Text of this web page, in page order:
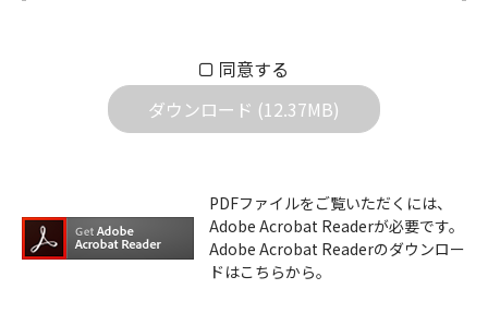
属します。ダウンロードした取扱説明書は、
個人が本来の目的でご使用されることは可能
ですが、権利者の許諾を得ることなく、以下
ダウンロードした取扱説明書は、複製、賃
貸、改変、公衆送信、または公衆送信可能
化することはできません。
同意する
ダウンロード (12.37MB)
PDFファイルをご覧いただくには、
Adobe Acrobat Readerが必要です。
Adobe Acrobat Readerのダウンロー
ドはこちらから。